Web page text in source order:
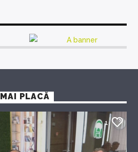
PLACĂ
1